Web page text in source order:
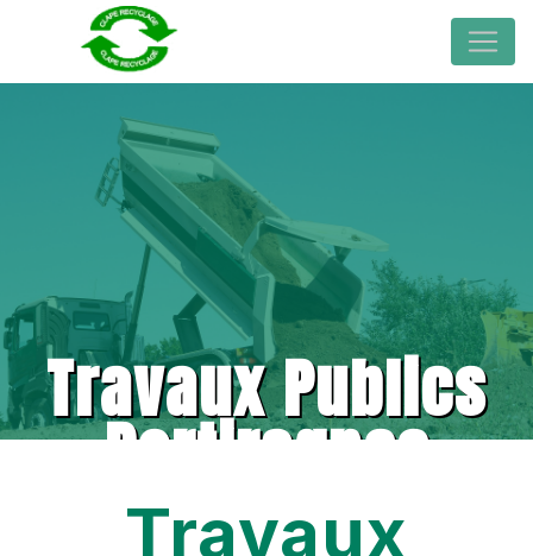
Travaux Publics
Portiragnes
Travaux